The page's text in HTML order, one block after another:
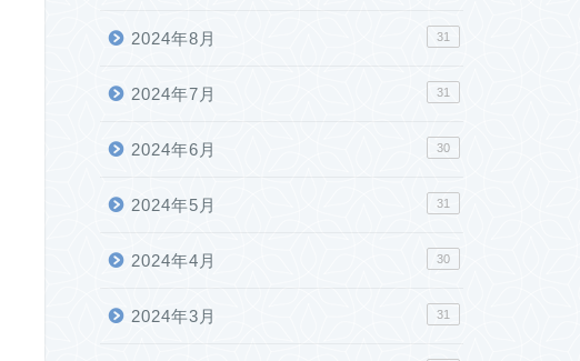
2024年8月 31
2024年7月 31
2024年6月 30
2024年5月 31
2024年4月 30
2024年3月 31